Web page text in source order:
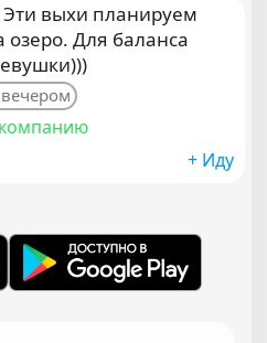
Эти выхи планируем
озеро. Для баланса
+ Иду